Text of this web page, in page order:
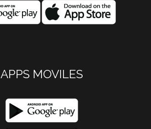
APPS MOVILES